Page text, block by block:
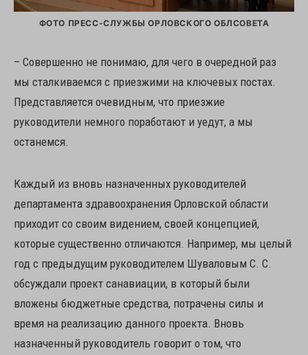
ФОТО ПРЕСС-СЛУЖБЫ ОРЛОВСКОГО ОБЛСОВЕТА
– Совершенно не понимаю, для чего в очередной раз
мы сталкиваемся с приезжими на ключевых постах.
Представляется очевидным, что приезжие
руководители немного поработают и уедут, а мы
останемся.
Каждый из вновь назначенных руководителей
департамента здравоохранения Орловской области
приходит со своим видением, своей концепцией,
которые существенно отличаются. Например, мы целый
год с предыдущим руководителем Шуваловым С. С.
обсуждали проект санавиации, в который были
вложены бюджетные средства, потрачены силы и
время на реализацию данного проекта. Вновь
назначенный руководитель говорит о том, что